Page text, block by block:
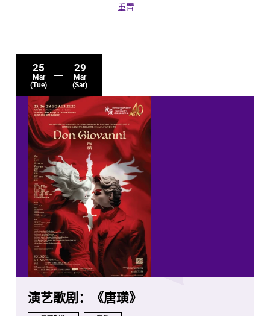
重置
25
Mar
(Tue)
29
Mar
(Sat)
演艺歌剧：《唐璜》